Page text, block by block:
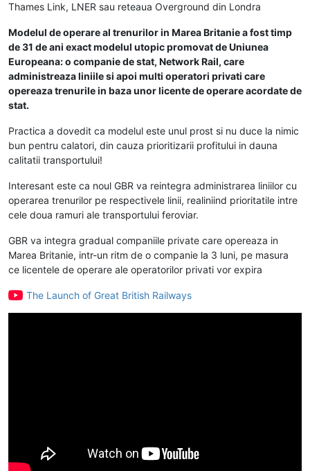
Thames Link, LNER sau reteaua Overground din Londra
Modelul de operare al trenurilor in Marea Britanie a fost timp
de 31 de ani exact modelul utopic promovat de Uniunea
Europeana: o companie de stat, Network Rail, care
administreaza liniile si apoi multi operatori privati care
opereaza trenurile in baza unor licente de operare acordate de
stat.
Practica a dovedit ca modelul este unul prost si nu duce la nimic
bun pentru calatori, din cauza prioritizarii profitului in dauna
calitatii transportului!
Interesant este ca noul GBR va reintegra administrarea liniilor cu
operarea trenurilor pe respectivele linii, realiniind prioritatile intre
cele doua ramuri ale transportului feroviar.
GBR va integra gradual companiile private care opereaza in
Marea Britanie, intr-un ritm de o companie la 3 luni, pe masura
ce licentele de operare ale operatorilor privati vor expira
The Launch of Great British Railways